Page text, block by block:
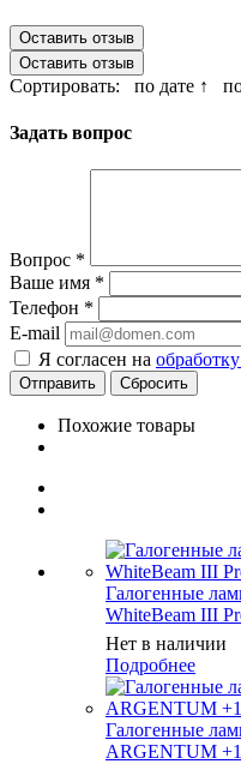
Оставить отзыв
Оставить отзыв
Сортировать: по дате ↑
Задать вопрос
Вопрос *
Ваше имя *
Телефон *
E-mail
Я согласен на
Сбросить
Похожие товары
Галогенные
WhiteBeam III
Нет в наличии
Подробнее
Галогенные
ARGENTUM